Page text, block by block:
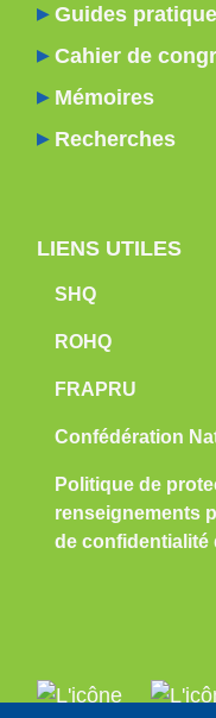
Guides
Cahier de
Mémoires
Recherches
LIENS UTILES
SHQ
ROHQ
FRAPRU
Confédération
Politique de
renseignements
de confidentialité